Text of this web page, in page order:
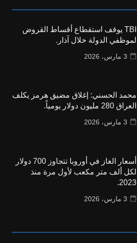
TBI يوقف استقطاع أقساط القروض
لموظفي الدولة خلال آذار.
3 مارس، 2026
محمد الحسني: إغلاق مضيق هرمز يكلف
العراق 280 مليون دولار يومياً.
3 مارس، 2026
أسعار الغاز في أوروبا تتجاوز 700 دولار
لكل ألف متر مكعب لأول مرة منذ
2023.
3 مارس، 2026